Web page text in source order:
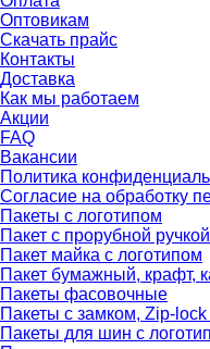
Оптовикам
Скачать прайс
Контакты
Доставка
Как мы работаем
Акции
FAQ
Вакансии
Политика
Согласие на обработку
Пакеты с логотипом
Пакет с прорубной ручкой
Пакет майка с логотипом
Пакет бумажный, крафт,
Пакеты фасовочные
Пакеты с замком, Zip-lock
Пакеты для шин с